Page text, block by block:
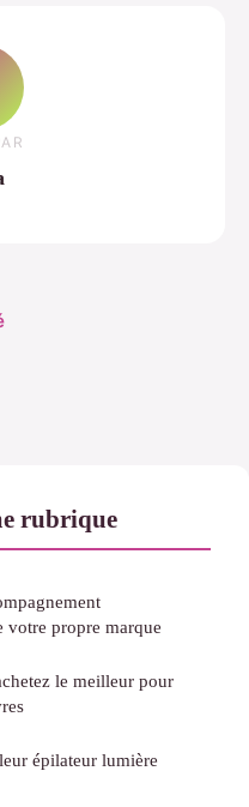
rubrique
votre propre marque
le meilleur pour
épilateur lumière